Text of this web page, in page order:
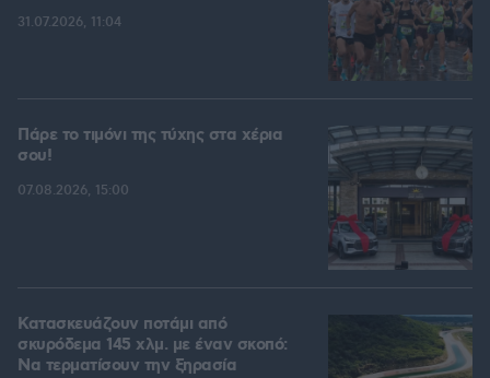
31.07.2026, 11:04
Πάρε το τιμόνι της τύχης στα χέρια
σου!
07.08.2026, 15:00
Κατασκευάζουν ποτάμι από
σκυρόδεμα 145 χλμ. με έναν σκοπό:
Να τερματίσουν την ξηρασία